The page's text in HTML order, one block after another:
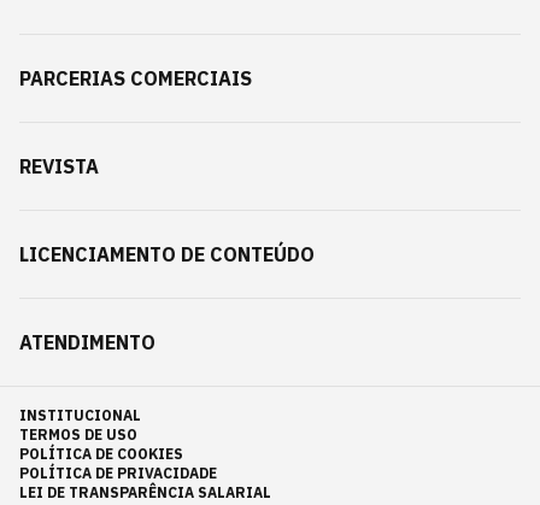
PARCERIAS COMERCIAIS
REVISTA
LICENCIAMENTO DE CONTEÚDO
ATENDIMENTO
INSTITUCIONAL
TERMOS DE USO
POLÍTICA DE COOKIES
POLÍTICA DE PRIVACIDADE
LEI DE TRANSPARÊNCIA SALARIAL